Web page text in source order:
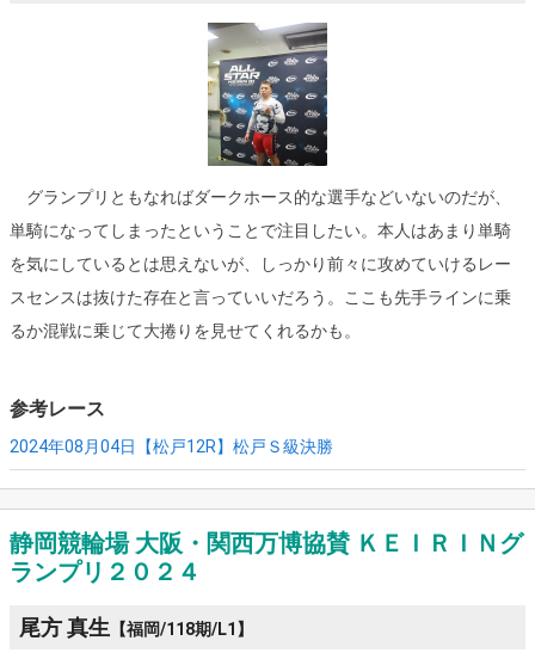
グランプリともなればダークホース的な選手などいないのだが、
単騎になってしまったということで注目したい。本人はあまり単騎
を気にしているとは思えないが、しっかり前々に攻めていけるレー
スセンスは抜けた存在と言っていいだろう。ここも先手ラインに乗
るか混戦に乗じて大捲りを見せてくれるかも。
参考レース
2024年08月04日【松戸12R】 松戸Ｓ級決勝
静岡競輪場 大阪・関西万博協賛 ＫＥＩＲＩＮグ
ランプリ２０２４
尾方 真生 【福岡/118期/L1】